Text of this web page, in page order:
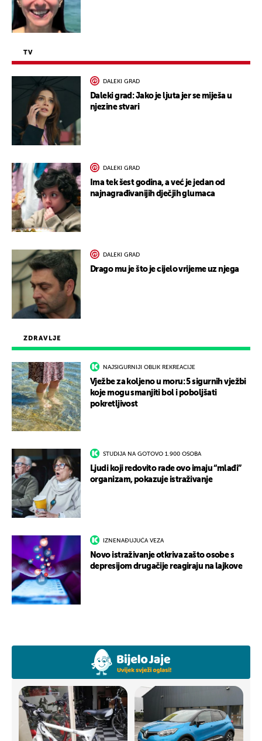
ZDRAVLJE
NAJSIGURNIJI OBLIK REKREACIJE
Vježbe za koljeno u moru: 5 sigurnih vježbi
koje mogu smanjiti bol i poboljšati
pokretljivost
STUDIJA NA GOTOVO 1.900 OSOBA
Ljudi koji redovito rade ovo imaju “mlađi”
organizam, pokazuje istraživanje
IZNENAĐUJUĆA VEZA
Novo istraživanje otkriva zašto osobe s
depresijom drugačije reagiraju na lajkove
TV
DALEKI GRAD
Daleki grad: Jako je ljuta jer se miješa u
njezine stvari
DALEKI GRAD
Ima tek šest godina, a već je jedan od
najnagrađivanijih dječjih glumaca
DALEKI GRAD
Drago mu je što je cijelo vrijeme uz njega